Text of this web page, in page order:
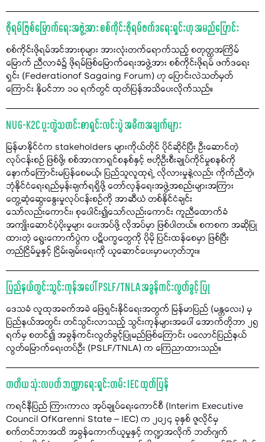
ဖိုရမ်ဖြစ်မြောက်ရေးအဖွဲ့အား စစ်ကိုင်းဖိုရမ်ဖက်ဒရေးရှင်းဟု အမည်ပြောင်း
စစ်ကိုင်းဖိုရမ်အင်အားစုများ အားလုံးတက်ရောက်သည့် စတုတ္ထအကြိမ်
မြောက် ညီလာခံ၌ ဖိုရမ်ဖြစ်မြောက်ရေးအဖွဲ့အား စစ်ကိုင်းဖိုရမ် ဖက်ဒရေး
ရှင်း (Federationof Sagaing Forum) ဟု ပြောင်းလဲသတ်မှတ်
ကြောင်း နိုဝင်ဘာ ၁၀ ရက်တွင် ထုတ်ပြန်အသိပေးလိုက်သည်။
NUG-K2C ပူးတွဲသတင်းစာရှင်းလင်းပွဲ အဓိကအချက်များ
မြန်မာနိုင်ငံက stakeholders များကိုယ်တိုင် ပိုင်ဆိုင်ပြီး ဦးဆောင်တဲ့
လုပ်ငန်းစဉ် ဖြစ်ဖို့၊ စစ်အာဏာရှင်စနစ်နှင့် ဗဟိုဦးစီးချုပ်ကိုင်မှုစနစ်ကို
နောက်ကြောင်းမပြန်စေမယ့်၊ ပြည်သူလူထုရဲ့ လိုလားမှုနဲ့လည်း ကိုက်ညီတဲ့၊
ဘုံနိုင်ငံရေးရည်မှန်းချက်ရရှိဖို့ တော်လှန်ရေးအဖွဲ့အစည်းများအကြား
တွေ့ဆုံဆွေးနွေးမှုလုပ်ငန်းစဥ်ကို အာဆီယံ တစ်နိုင်ငံချင်း
သော်လည်းကောင်း၊ စုပေါင်း၍သော်လည်းကောင်း ကူညီထောက်ခံ
အကျိုးဆောင်ပံ့ပိုးမှုများ ပေးအပ်ဖို့ လိုအပ်မှာ ဖြစ်ပါတယ်။ စကစက အဆိုပြု
ထားတဲ့ ရွေးကောက်ပွဲက ပဋိပက္ခတွေကို ပိုမို ပြင်းထန်စေမှာ ဖြစ်ပြီး
တည်ငြိမ်မှုနှင့် ငြိမ်းချမ်းရေးကို ယူဆောင်ပေးမှာမဟုတ်ဘူး။
ပြည်နယ်တွင်းသွင်းကုန်အပေါ် PSLF/TNLA အခွန်ကင်းလွတ်ခွင့် ပြု
ဒေသခံ လူထုအခက်အခဲ ဖြေရှင်းနိုင်ရေးအတွက် မြန်မာပြည် (မန္တလေး) မှ
ပြည်နယ်အတွင်း တင်သွင်းလာသည့် သွင်းကုန်များအပေါ် အောက်တိုဘာ ၂၅
ရက်မှ စတင်၍ အခွန်ကင်းလွတ်ခွင့်ပြုမည်ဖြစ်ကြောင်း ပလောင်ပြည်နယ်
လွတ်မြောက်ရေးတပ်ဦး (PSLF/TNLA) က ကြေညာထားသည်။
တတိယ သုံးလပတ် ဘဏ္ဍာရေးရှင်းတမ်း IEC ထုတ်ပြန်
ကရင်နီပြည် ကြားကာလ အုပ်ချုပ်ရေးကောင်စီ (Interim Executive
Council OfKarenni State – IEC) က ၂၀၂၄ ခုနှစ် ဇူလိုင်မှ
စက်တင်ဘာအထိ အခွန်ကောက်ယူမှုနှင့် ကဏ္ဍအလိုက် ဘတ်ဂျက်